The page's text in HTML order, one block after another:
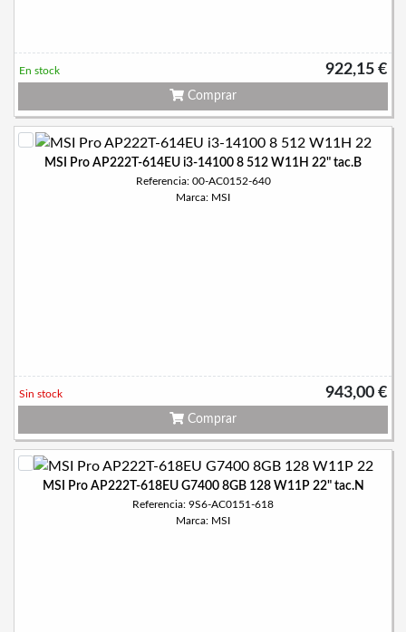
922,15 €
En stock
Comprar
MSI Pro AP222T-614EU i3-14100 8 512 W11H 22" tac.B
Referencia: 00-AC0152-640
Marca: MSI
943,00 €
Sin stock
Comprar
MSI Pro AP222T-618EU G7400 8GB 128 W11P 22" tac.N
Referencia: 9S6-AC0151-618
Marca: MSI